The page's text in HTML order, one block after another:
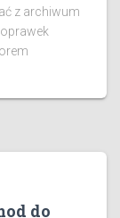
z archiwum
do